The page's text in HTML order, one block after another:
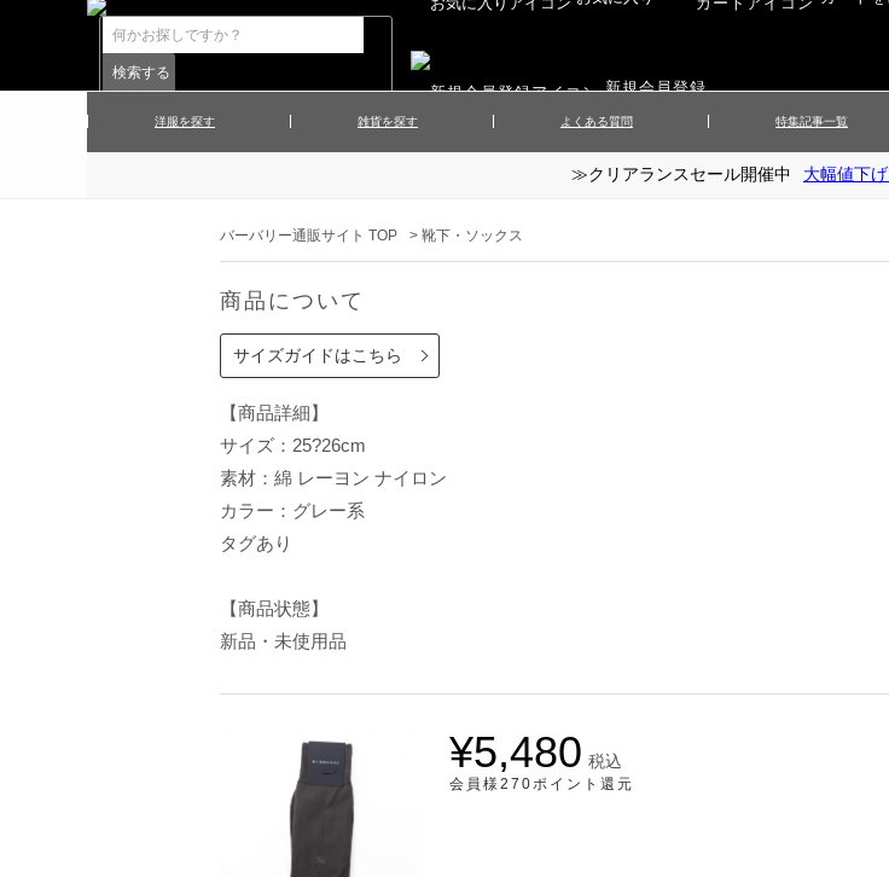
新規会員登録
洋服を探す
▲メンズニット
▲レディースワンピース ▲レディーススカート ▲レディースボトムス
雑貨を探す
▲財布・キーケース
▲アクセサリー ▲靴下・ソックス
▲マフラー／ストール
▲その他
よくある質問 特集記事一覧
≫クリアランスセール開催中 大幅値下
バーバリー通販サイト TOP > 靴下・ソックス
商品について
サイズガイドはこちら
【商品詳細】
サイズ：25?26cm
素材：綿 レーヨン ナイロン
カラー：グレー系
タグあり
【商品状態】
新品・未使用品
¥5,480 税込
会員様270ポイント還元